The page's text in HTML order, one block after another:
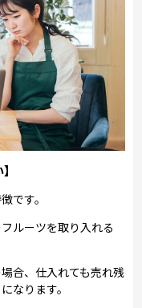
です。
ルーツを取り入れる
合、仕入れても売れ残
なります。